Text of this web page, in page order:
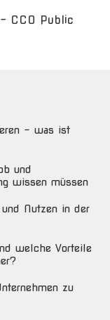
- CC0 Public
– was ist
und
wissen müssen
Nutzen in der
welche Vorteile
zu